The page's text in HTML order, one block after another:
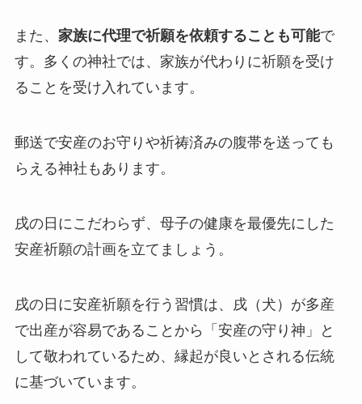
また、 家族に代理で祈願を依頼することも可能で
す。多くの神社では、家族が代わりに祈願を受け
ることを受け入れています。
郵送で安産のお守りや祈祷済みの腹帯を送っても
らえる神社もあります。
戌の日にこだわらず、母子の健康を最優先にした
安産祈願の計画を立てましょう。
戌の日に安産祈願を行う習慣は、戌（犬）が多産
で出産が容易であることから「安産の守り神」と
して敬われているため、縁起が良いとされる伝統
に基づいています。